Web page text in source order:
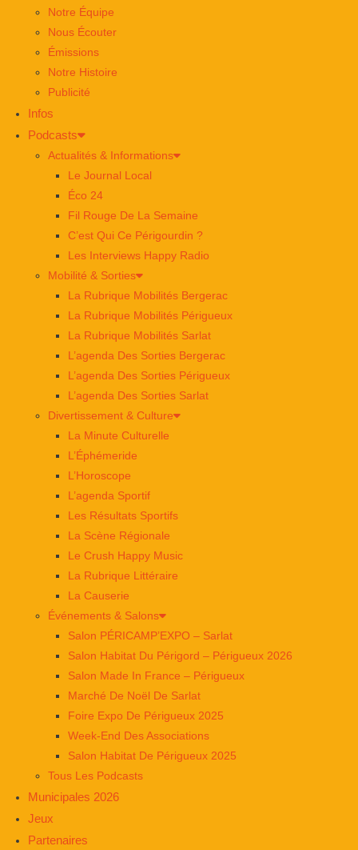
Notre Équipe
Nous Écouter
Émissions
Notre Histoire
Publicité
Infos
Podcasts
Actualités & Informations
Le Journal Local
Éco 24
Fil Rouge De La Semaine
C’est Qui Ce Périgourdin ?
Les Interviews Happy Radio
Mobilité & Sorties
La Rubrique Mobilités Bergerac
La Rubrique Mobilités Périgueux
La Rubrique Mobilités Sarlat
L’agenda Des Sorties Bergerac
L’agenda Des Sorties Périgueux
L’agenda Des Sorties Sarlat
Divertissement & Culture
La Minute Culturelle
L’Éphémeride
L’Horoscope
L’agenda Sportif
Les Résultats Sportifs
La Scène Régionale
Le Crush Happy Music
La Rubrique Littéraire
La Causerie
Événements & Salons
Salon PÉRICAMP’EXPO – Sarlat
Salon Habitat Du Périgord – Périgueux 2026
Salon Made In France – Périgueux
Marché De Noël De Sarlat
Foire Expo De Périgueux 2025
Week-End Des Associations
Salon Habitat De Périgueux 2025
Tous Les Podcasts
Municipales 2026
Jeux
Partenaires